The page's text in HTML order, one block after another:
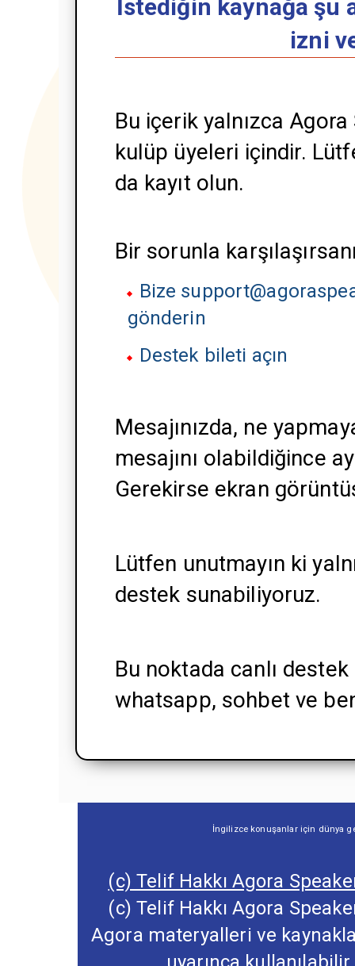
İstediğin kaynağa
izni
Bu içerik yalnızca
kulüp üyeleri içindir.
da kayıt olun.
Bir sorunla
Bize
gönderin
Destek bileti açın
Mesajınızda, ne
mesajını olabildiğince
Gerekirse ekran
Lütfen unutmayın ki
destek sunabiliyoruz.
Bu noktada canlı
whatsapp, sohbet ve
İngilizce konuşanlar için dünya
(c) Telif Hakkı Agora
(c) Telif Hakkı Agora
Agora materyalleri ve